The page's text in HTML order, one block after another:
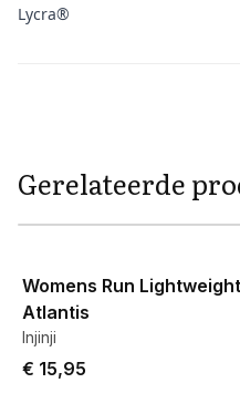
Lycra®
Gerelateerde
Womens Run
Atlantis
Injinji
€ 15,95